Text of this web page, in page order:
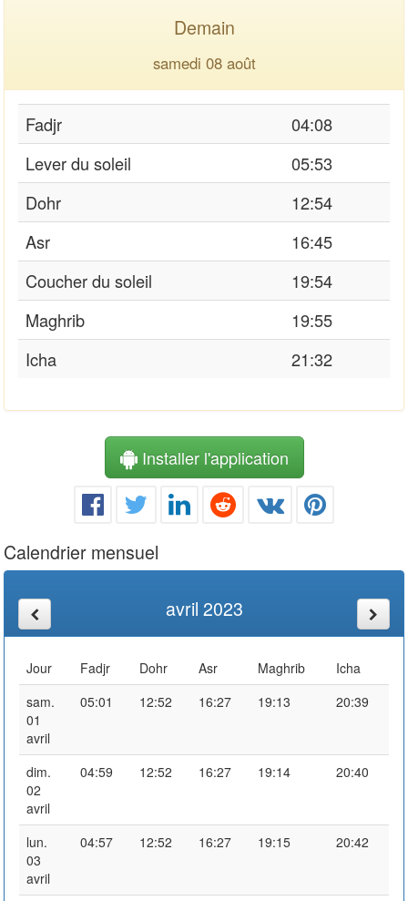
Demain
samedi 08 août
Fadjr
04:08
Lever du soleil
05:53
Dohr
12:54
Asr
16:45
Coucher du soleil
19:54
Maghrib
19:55
Icha
21:32
Installer l'application
Calendrier mensuel
avril 2023
Jour Fadjr Dohr Asr Maghrib
Icha
sam.
01
avril
05:01 12:52 16:27 19:13 20:39
dim.
02
avril
04:59 12:52 16:27 19:14 20:40
lun.
03
avril
04:57 12:52 16:27 19:15 20:42